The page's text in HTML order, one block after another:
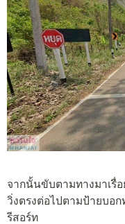
จากนั้นขับตามทางมาเรื่อ
วิ่งตรงต่อไปตามป้ายบอก
รีสอร์ท